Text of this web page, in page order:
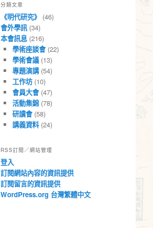
章
分類文章
《明代研究》 (46)
會外學訊 (34)
本會訊息 (216)
學術座談會(22)
學術會議(13)
專題演講(54)
工作坊(10)
會員大會(47)
活動集錦(78)
研讀會(58)
講義資料(24)
RSS訂閱／網站管理
登入
訂閱網站內容的資訊提供
訂閱留言的資訊提供
WordPress.org 台灣繁體中文